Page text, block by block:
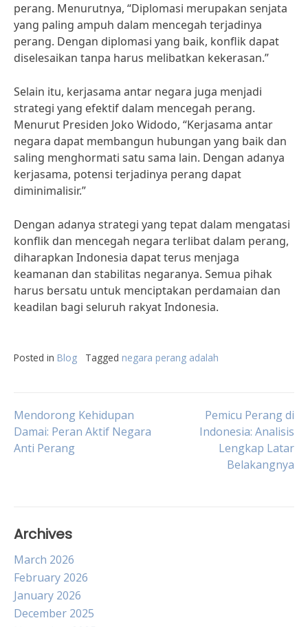
perang. Menurutnya, “Diplomasi merupakan senjata
yang paling ampuh dalam mencegah terjadinya
perang. Dengan diplomasi yang baik, konflik dapat
diselesaikan tanpa harus melibatkan kekerasan.”
Selain itu, kerjasama antar negara juga menjadi
strategi yang efektif dalam mencegah perang.
Menurut Presiden Joko Widodo, “Kerjasama antar
negara dapat membangun hubungan yang baik dan
saling menghormati satu sama lain. Dengan adanya
kerjasama, potensi terjadinya perang dapat
diminimalisir.”
Dengan adanya strategi yang tepat dalam mengatasi
konflik dan mencegah negara terlibat dalam perang,
diharapkan Indonesia dapat terus menjaga
keamanan dan stabilitas negaranya. Semua pihak
harus bersatu untuk menciptakan perdamaian dan
keadilan bagi seluruh rakyat Indonesia.
Posted in Blog Tagged negara perang adalah
Post
navigation
Mendorong Kehidupan
Damai: Peran Aktif Negara
Anti Perang
Pemicu Perang di
Indonesia: Analisis
Lengkap Latar
Belakangnya
Archives
March 2026
February 2026
January 2026
December 2025